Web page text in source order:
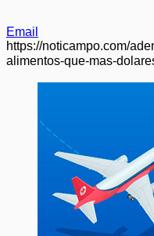
Email
https://noticampo.com/
alimentos-que-mas-